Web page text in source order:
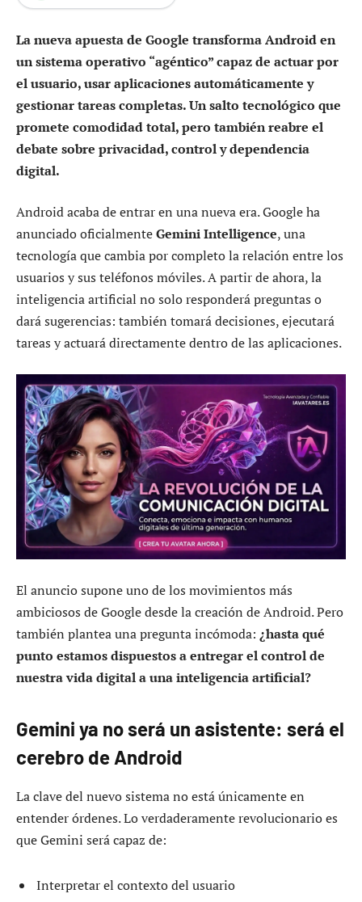
La nueva apuesta de Google transforma Android en
un sistema operativo “agéntico” capaz de actuar por
el usuario, usar aplicaciones automáticamente y
gestionar tareas completas. Un salto tecnológico que
promete comodidad total, pero también reabre el
debate sobre privacidad, control y dependencia
digital.
Android acaba de entrar en una nueva era. Google ha
anunciado oficialmenteGemini Intelligence, una
tecnología que cambia por completo la relación entre los
usuarios y sus teléfonos móviles. A partir de ahora, la
inteligencia artificial no solo responderá preguntas o
dará sugerencias: también tomará decisiones, ejecutará
tareas y actuará directamente dentro de las aplicaciones.
El anuncio supone uno de los movimientos más
ambiciosos de Google desde la creación de Android. Pero
también plantea una pregunta incómoda: ¿hasta qué
punto estamos dispuestos a entregar el control de
nuestra vida digital a una inteligencia artificial?
Gemini ya no será un asistente: será el
cerebro de Android
La clave del nuevo sistema no está únicamente en
entender órdenes. Lo verdaderamente revolucionario es
que Gemini será capaz de:
Interpretar el contexto del usuario